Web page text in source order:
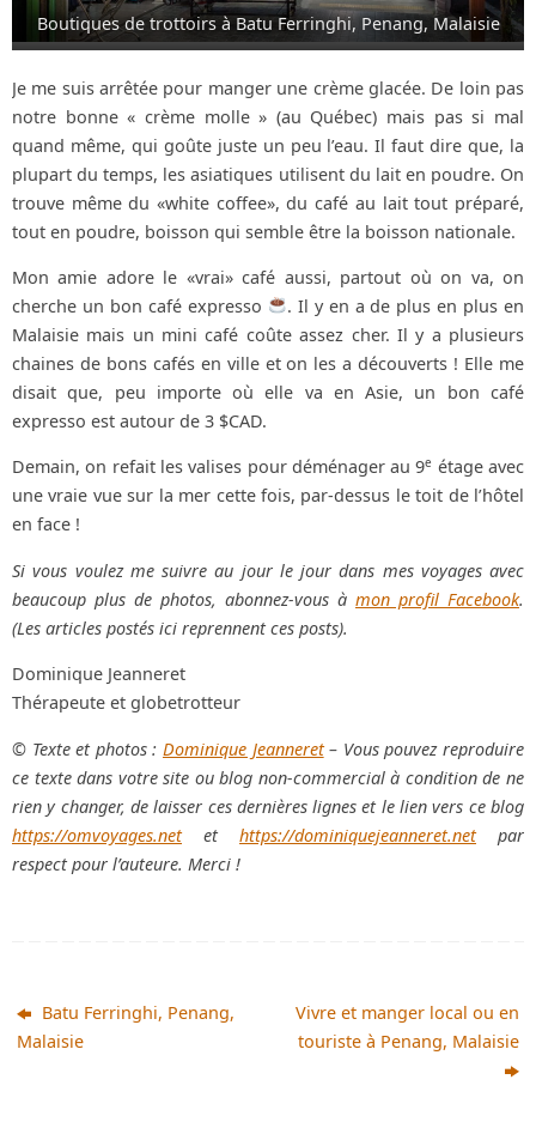
Boutiques de trottoirs à Batu Ferringhi, Penang, Malaisie
Je me suis arrêtée pour manger une crème glacée. De loin pas
notre bonne « crème molle » (au Québec) mais pas si mal
quand même, qui goûte juste un peu l’eau. Il faut dire que, la
plupart du temps, les asiatiques utilisent du lait en poudre. On
trouve même du «white coffee», du café au lait tout préparé,
tout en poudre, boisson qui semble être la boisson nationale.
Mon amie adore le «vrai» café aussi, partout où on va, on
cherche un bon café expresso
. Il y en a de plus en plus en
Malaisie mais un mini café coûte assez cher. Il y a plusieurs
chaines de bons cafés en ville et on les a découverts ! Elle me
disait que, peu importe où elle va en Asie, un bon café
expresso est autour de 3 $CAD.
Demain, on refait les valises pour déménager au 9e étage avec
une vraie vue sur la mer cette fois, par-dessus le toit de l’hôtel
en face !
Si vous voulez me suivre au jour le jour dans mes voyages avec
beaucoup plus de photos, abonnez-vous à mon profil Facebook.
(Les articles postés ici reprennent ces posts).
Dominique Jeanneret
Thérapeute et globetrotteur
© Texte et photos : Dominique Jeanneret– Vous pouvez reproduire
ce texte dans votre site ou blog non-commercial à condition de ne
rien y changer, de laisser ces dernières lignes et le lien vers ce blog
https://omvoyages.netet https://dominiquejeanneret.netpar
respect pour l’auteure. Merci !
Batu Ferringhi, Penang,
Malaisie
Vivre et manger local ou en
touriste à Penang, Malaisie